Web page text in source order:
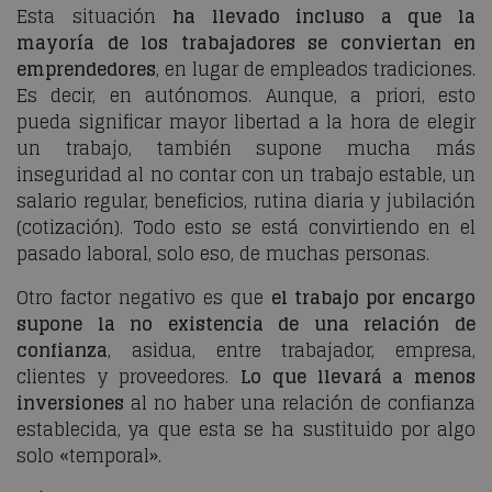
Esta situación ha llevado incluso a que la
mayoría de los trabajadores se conviertan en
emprendedores, en lugar de empleados tradiciones.
Es decir, en autónomos. Aunque, a priori, esto
pueda significar mayor libertad a la hora de elegir
un trabajo, también supone mucha más
inseguridad al no contar con un trabajo estable, un
salario regular, beneficios, rutina diaria y jubilación
(cotización). Todo esto se está convirtiendo en el
pasado laboral, solo eso, de muchas personas.
Otro factor negativo es que el trabajo por encargo
supone la no existencia de una relación de
confianza, asidua, entre trabajador, empresa,
clientes y proveedores. Lo que llevará a menos
inversiones al no haber una relación de confianza
establecida, ya que esta se ha sustituido por algo
solo «temporal».